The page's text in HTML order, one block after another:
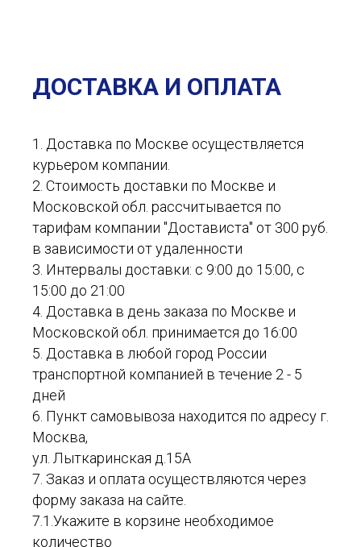
ДОСТАВКА И ОПЛАТА
1. Доставка по Москве осуществляется
курьером компании.
2. Стоимость доставки по Москве и
Московской обл. рассчитывается по
тарифам компании "Достависта" от 300 руб.
в зависимости от удаленности
3. Интервалы доставки: с 9:00 до 15:00, с
15:00 до 21:00
4. Доставка в день заказа по Москве и
Московской обл. принимается до 16:00
5. Доставка в любой город России
транспортной компанией в течение 2 - 5
дней
6. Пункт самовывоза находится по адресу г.
Москва,
ул. Лыткаринская д.15А
7. Заказ и оплата осуществляются через
форму заказа на сайте.
7.1.Укажите в корзине необходимое
количество